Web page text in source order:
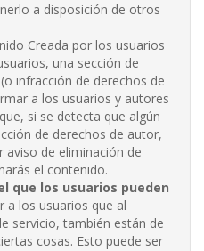
a disposición de otros
Creada por los usuarios
una sección de
infracción de derechos de
a los usuarios y autores
si se detecta que algún
de derechos de autor,
aviso de eliminación de
el contenido.
que los usuarios pueden
a los usuarios que al
servicio, también están de
cosas. Esto puede ser